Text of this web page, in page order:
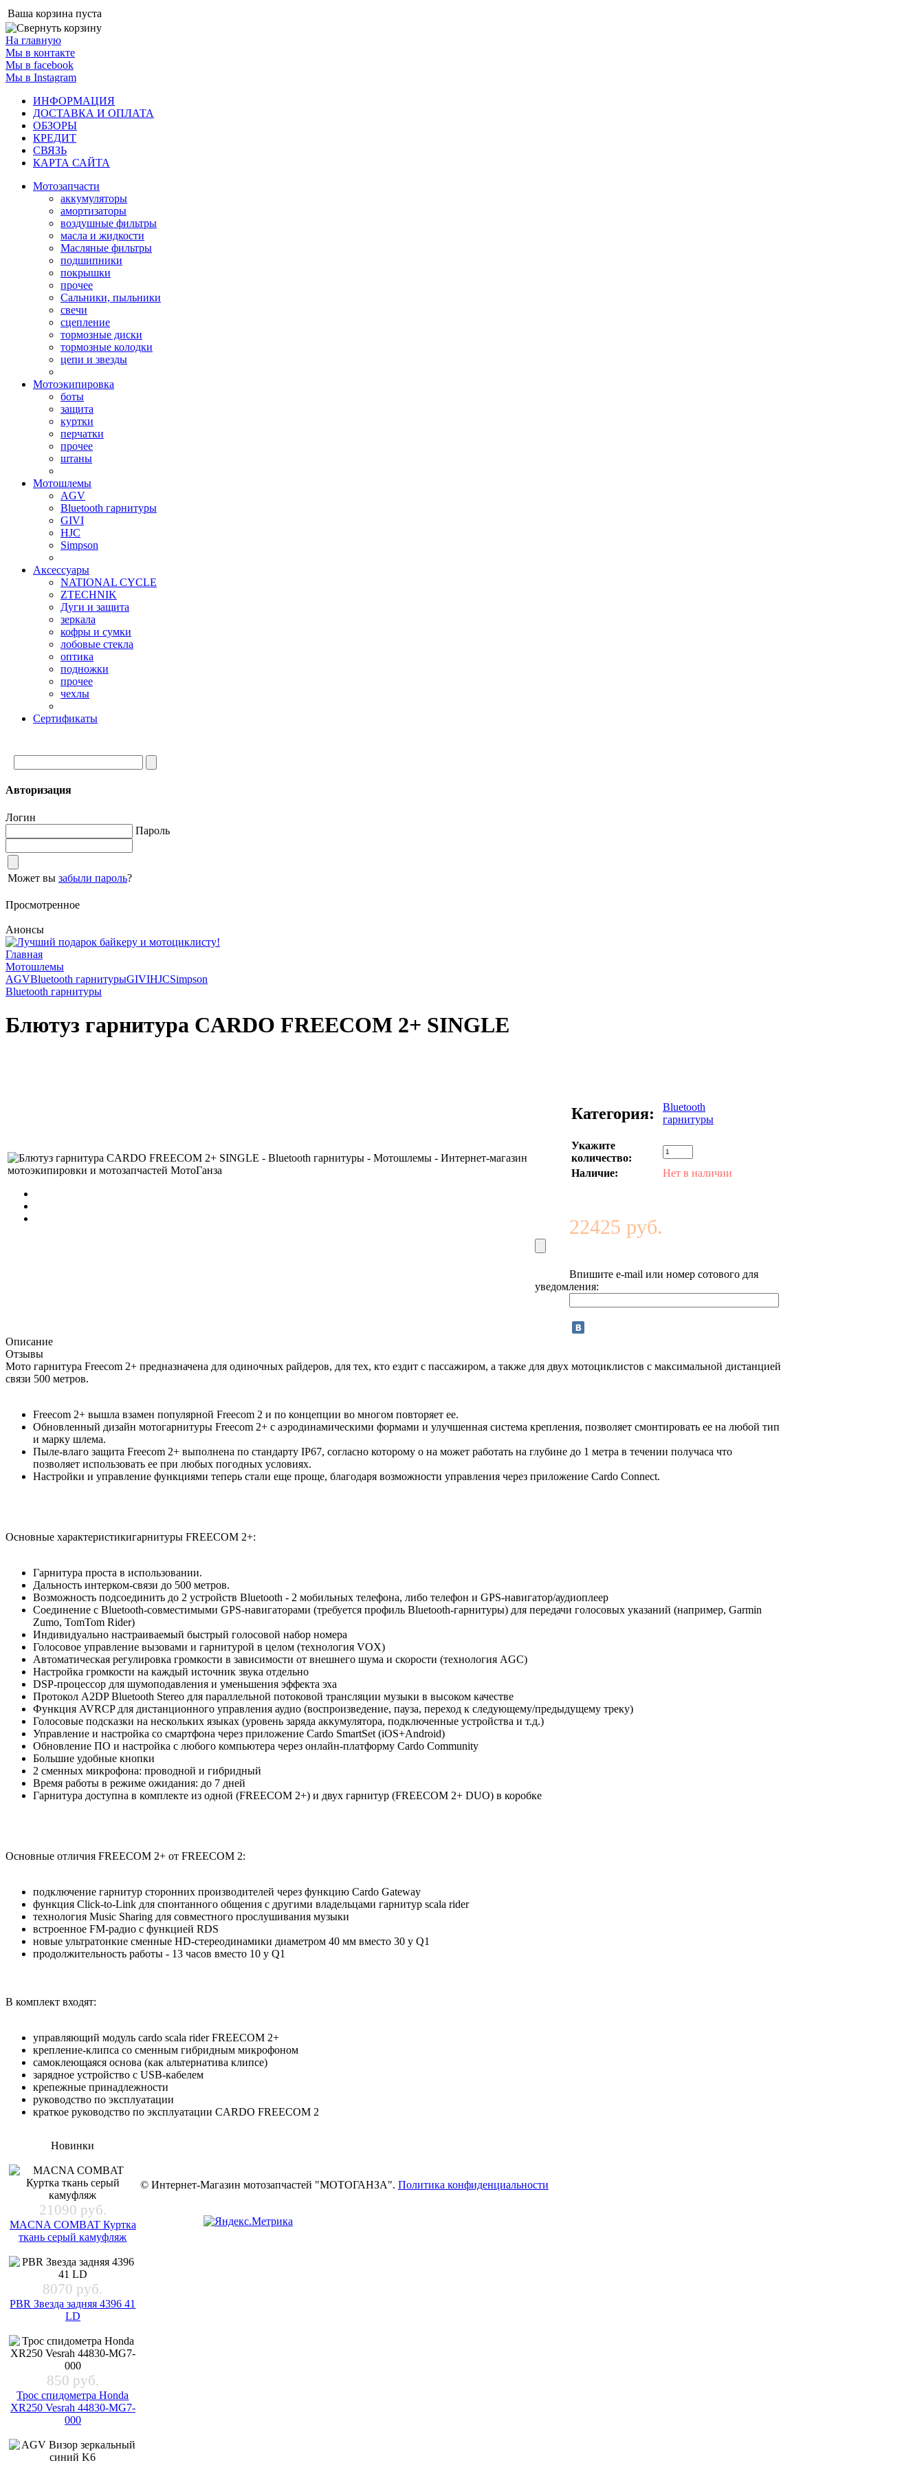
Ваша корзина пуста
На главную
Мы в контакте
Мы в facebook
Мы в Instagram
ИНФОРМАЦИЯ
ДОСТАВКА И ОПЛАТА
ОБЗОРЫ
КРЕДИТ
СВЯЗЬ
КАРТА САЙТА
Мотозапчасти
аккумуляторы
амортизаторы
воздушные фильтры
масла и жидкости
Масляные фильтры
подшипники
покрышки
прочее
Сальники, пыльники
свечи
сцепление
тормозные диски
тормозные колодки
цепи и звезды
Мотоэкипировка
боты
защита
куртки
перчатки
прочее
штаны
Мотошлемы
AGV
Bluetooth гарнитуры
GIVI
HJC
Simpson
Аксессуары
NATIONAL CYCLE
ZTECHNIK
Дуги и защита
зеркала
кофры и сумки
лобовые стекла
оптика
подножки
прочее
чехлы
Сертификаты
Авторизация
Логин
Пароль
Может вы забыли пароль?
Просмотренное
Анонсы
Главная
Мотошлемы
AGVBluetooth гарнитурыGIVIHJCSimpson
Bluetooth гарнитуры
Блютуз гарнитура CARDO FREECOM 2+ SINGLE
Категория:
Bluetooth
гарнитуры
Укажите
количество:
Наличие:
Нет в наличии
22425 руб.
Впишите e-mail или номер сотового для
уведомления:
Описание
Отзывы
Мото гарнитура Freecom 2+ предназначена для одиночных райдеров, для тех, кто ездит с пассажиром, а также для двух мотоциклистов с максимальной дистанцией
связи 500 метров.
Freecom 2+ вышла взамен популярной Freecom 2 и по концепции во многом повторяет ее.
Обновленный дизайн мотогарнитуры Freecom 2+ с аэродинамическими формами и улучшенная система крепления, позволяет смонтировать ее на любой тип
и марку шлема.
Пыле-влаго защита Freecom 2+ выполнена по стандарту IP67, согласно которому о на может работать на глубине до 1 метра в течении получаса что
позволяет использовать ее при любых погодных условиях.
Настройки и управление функциями теперь стали еще проще, благодаря возможности управления через приложение Cardo Connect.
Основные характеристикигарнитуры FREECOM 2+:
Гарнитура проста в использовании.
Дальность интерком-связи до 500 метров.
Возможность подсоединить до 2 устройств Bluetooth - 2 мобильных телефона, либо телефон и GPS-навигатор/аудиоплеер
Соединение с Bluetooth-совместимыми GPS-навигаторами (требуется профиль Bluetooth-гарнитуры) для передачи голосовых указаний (например, Garmin
Zumo, TomTom Rider)
Индивидуально настраиваемый быстрый голосовой набор номера
Голосовое управление вызовами и гарнитурой в целом (технология VOX)
Автоматическая регулировка громкости в зависимости от внешнего шума и скорости (технология AGC)
Настройка громкости на каждый источник звука отдельно
DSP-процессор для шумоподавления и уменьшения эффекта эха
Протокол A2DP Bluetooth Stereo для параллельной потоковой трансляции музыки в высоком качестве
Функция AVRCP для дистанционного управления аудио (воспроизведение, пауза, переход к следующему/предыдущему треку)
Голосовые подсказки на нескольких языках (уровень заряда аккумулятора, подключенные устройства и т.д.)
Управление и настройка со смартфона через приложение Cardo SmartSet (iOS+Android)
Обновление ПО и настройка с любого компьютера через онлайн-платформу Cardo Community
Большие удобные кнопки
2 cменных микрофона: проводной и гибридный
Время работы в режиме ожидания: до 7 дней
Гарнитура доступна в комплекте из одной (FREECOM 2+) и двух гарнитур (FREECOM 2+ DUO) в коробке
Основные отличия FREECOM 2+ от FREECOM 2:
подключение гарнитур сторонних производителей через функцию Cardo Gateway
функция Click-to-Link для спонтанного общения с другими владельцами гарнитур scala rider
технология Music Sharing для совместного прослушивания музыки
встроенное FM-радио с функцией RDS
новые ультратонкие сменные HD-стереодинамики диаметром 40 мм вместо 30 у Q1
продолжительность работы - 13 часов вместо 10 у Q1
В комплект входят:
управляющий модуль cardo scala rider FREECOM 2+
крепление-клипса со сменным гибридным микрофоном
самоклеющаяся основа (как альтернатива клипсе)
зарядное устройство с USB-кабелем
крепежные принадлежности
руководство по эксплуатации
краткое руководство по эксплуатации CARDO FREECOM 2
Новинки
21090 руб.
MACNA COMBAT Куртка
ткань серый камуфляж
8070 руб.
PBR Звезда задняя 4396 41
LD
850 руб.
Трос спидометра Honda
XR250 Vesrah 44830-MG7-
000
© Интернет-Магазин мотозапчастей "МОТОГАНЗА". Политика конфиденциальности